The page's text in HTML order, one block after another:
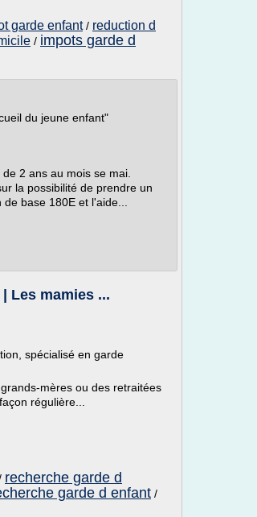
garde enfant/ reduction d
/ impots garde d
du jeune enfant"
2 ans au mois se mai.
la possibilité de prendre un
base 180E et l'aide...
Les mamies ...
spécialisé en garde
mères ou des retraitées
régulière...
recherche garde d
garde d enfant /